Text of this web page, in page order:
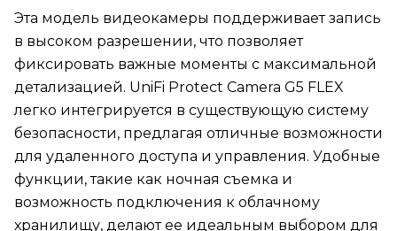
Эта модель видеокамеры поддерживает запись
в высоком разрешении, что позволяет
фиксировать важные моменты с максимальной
детализацией. UniFi Protect Camera G5 FLEX
легко интегрируется в существующую систему
безопасности, предлагая отличные возможности
для удаленного доступа и управления. Удобные
функции, такие как ночная съемка и
возможность подключения к облачному
хранилищу, делают ее идеальным выбором для